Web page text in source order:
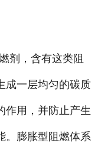
，含有这类阻
成一层均匀的碳质
作用，并防止产生
。膨胀型阻燃体系